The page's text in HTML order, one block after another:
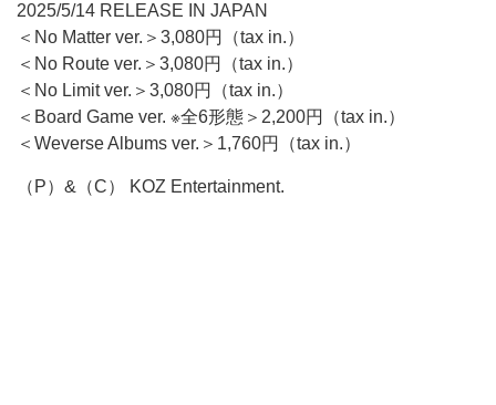
2025/5/14 RELEASE IN JAPAN
＜No Matter ver.＞3,080円（tax in.）
＜No Route ver.＞3,080円（tax in.）
＜No Limit ver.＞3,080円（tax in.）
＜Board Game ver. ※全6形態＞2,200円（tax in.）
＜Weverse Albums ver.＞1,760円（tax in.）
（P）&（C） KOZ Entertainment.